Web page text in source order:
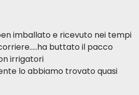
imballato e ricevuto nei tempi
buttato il pacco
irrigatori
lo abbiamo trovato quasi